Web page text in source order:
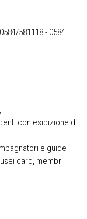
581118 - 0584
con esibizione di
e guide
card, membri